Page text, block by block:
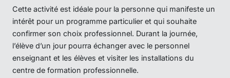
Cette activité est idéale pour la personne qui manifeste un
intérêt pour un programme particulier et qui souhaite
confirmer son choix professionnel. Durant la journée,
l’élève d’un jour pourra échanger avec le personnel
enseignant et les élèves et visiter les installations du
centre de formation professionnelle.